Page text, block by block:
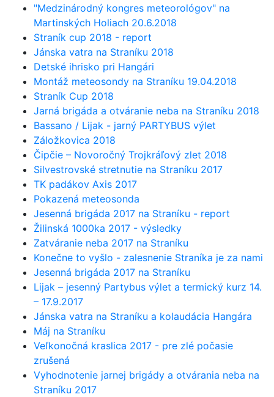
"Medzinárodný kongres meteorológov" na
Martinských Holiach 20.6.2018
Straník cup 2018 - report
Jánska vatra na Straníku 2018
Detské ihrisko pri Hangári
Montáž meteosondy na Straníku 19.04.2018
Straník Cup 2018
Jarná brigáda a otváranie neba na Straníku 2018
Bassano / Lijak - jarný PARTYBUS výlet
Záložkovica 2018
Čipčie – Novoročný Trojkráľový zlet 2018
Silvestrovské stretnutie na Straníku 2017
TK padákov Axis 2017
Pokazená meteosonda
Jesenná brigáda 2017 na Straníku - report
Žilinská 1000ka 2017 - výsledky
Zatváranie neba 2017 na Straníku
Konečne to vyšlo - zalesnenie Straníka je za nami
Jesenná brigáda 2017 na Straníku
Lijak – jesenný Partybus výlet a termický kurz 14.
– 17.9.2017
Jánska vatra na Straníku a kolaudácia Hangára
Máj na Straníku
Veľkonočná kraslica 2017 - pre zlé počasie
zrušená
Vyhodnotenie jarnej brigády a otvárania neba na
Straníku 2017